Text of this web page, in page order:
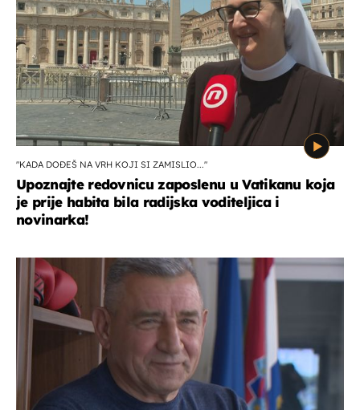
"KADA DOĐEŠ NA VRH KOJI SI ZAMISLIO..."
Upoznajte redovnicu zaposlenu u Vatikanu koja
je prije habita bila radijska voditeljica i
novinarka!